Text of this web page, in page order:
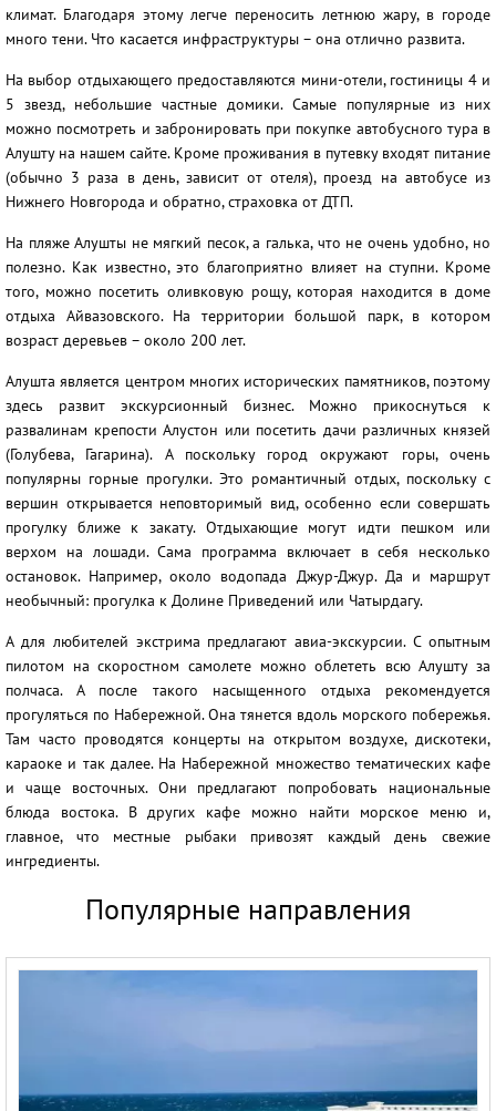
климат. Благодаря этому легче переносить летнюю жару, в городе
много тени. Что касается инфраструктуры – она отлично развита.
На выбор отдыхающего предоставляются мини-отели, гостиницы 4 и
5 звезд, небольшие частные домики. Самые популярные из них
можно посмотреть и забронировать при покупке автобусного тура в
Алушту на нашем сайте. Кроме проживания в путевку входят питание
(обычно 3 раза в день, зависит от отеля), проезд на автобусе из
Нижнего Новгорода и обратно, страховка от ДТП.
На пляже Алушты не мягкий песок, а галька, что не очень удобно, но
полезно. Как известно, это благоприятно влияет на ступни. Кроме
того, можно посетить оливковую рощу, которая находится в доме
отдыха Айвазовского. На территории большой парк, в котором
возраст деревьев – около 200 лет.
Алушта является центром многих исторических памятников, поэтому
здесь развит экскурсионный бизнес. Можно прикоснуться к
развалинам крепости Алустон или посетить дачи различных князей
(Голубева, Гагарина). А поскольку город окружают горы, очень
популярны горные прогулки. Это романтичный отдых, поскольку с
вершин открывается неповторимый вид, особенно если совершать
прогулку ближе к закату. Отдыхающие могут идти пешком или
верхом на лошади. Сама программа включает в себя несколько
остановок. Например, около водопада Джур-Джур. Да и маршрут
необычный: прогулка к Долине Приведений или Чатырдагу.
А для любителей экстрима предлагают авиа-экскурсии. С опытным
пилотом на скоростном самолете можно облететь всю Алушту за
полчаса. А после такого насыщенного отдыха рекомендуется
прогуляться по Набережной. Она тянется вдоль морского побережья.
Там часто проводятся концерты на открытом воздухе, дискотеки,
караоке и так далее. На Набережной множество тематических кафе
и чаще восточных. Они предлагают попробовать национальные
блюда востока. В других кафе можно найти морское меню и,
главное, что местные рыбаки привозят каждый день свежие
ингредиенты.
Популярные направления